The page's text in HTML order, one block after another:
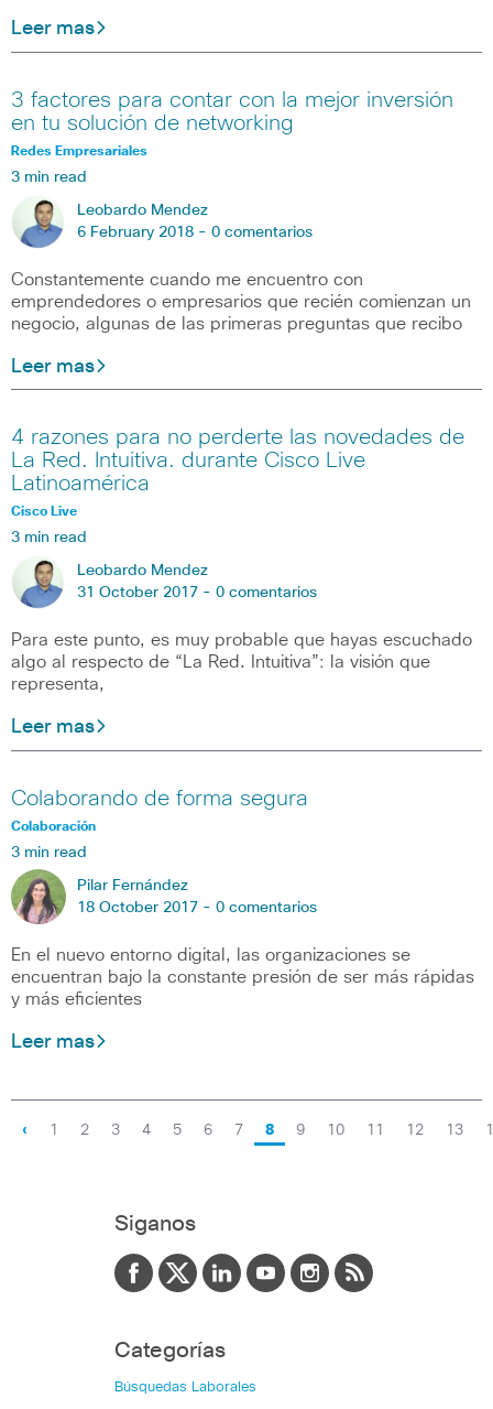
Leer mas
3 factores para contar con la mejor inversión
en tu solución de networking
Redes Empresariales
3 min read
Leobardo Mendez
6 February 2018 - 0 comentarios
Constantemente cuando me encuentro con
emprendedores o empresarios que recién comienzan un
negocio, algunas de las primeras preguntas que recibo
Leer mas
4 razones para no perderte las novedades de
La Red. Intuitiva. durante Cisco Live
Latinoamérica
Cisco Live
3 min read
Leobardo Mendez
31 October 2017 - 0 comentarios
Para este punto, es muy probable que hayas escuchado
algo al respecto de “La Red. Intuitiva”: la visión que
representa,
Leer mas
Colaborando de forma segura
Colaboración
3 min read
Pilar Fernández
18 October 2017 - 0 comentarios
En el nuevo entorno digital, las organizaciones se
encuentran bajo la constante presión de ser más rápidas
y más eficientes
Leer mas
‹ 1 2 3 4 5 6 7 8 9 10 11 12 13
Siganos
Categorías
Búsquedas Laborales